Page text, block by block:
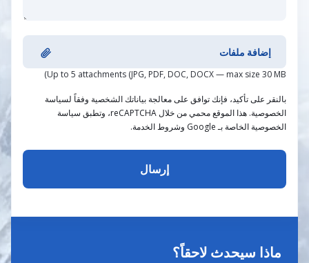
ماذا سيحدث لاحقاً؟
إضافة ملفات
Up to 5 attachments (JPG, PDF, DOC, DOCX — max size 30 MB)
بالنقر على تأكيد، فإنك توافق على معالجة بياناتك الشخصية وفقاً لسياسة
الخصوصية. هذا الموقع محمي من خلال reCAPTCHA، وتطبق سياسة
الخصوصية الخاصة بـ Google وشروط الخدمة.